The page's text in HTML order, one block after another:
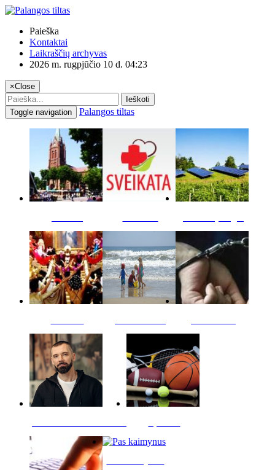
Paieška
Kontaktai
Laikraščių archyvas
2026 m. rugpjūčio 10 d. 04:23
×Close
Ieškoti
Toggle navigation
Palangos tiltas